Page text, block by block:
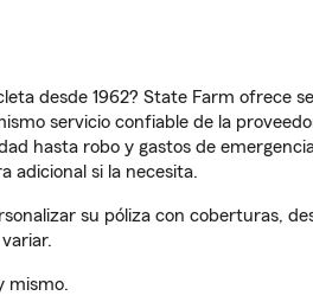
desde 1962? State Farm ofrece
servicio confiable de la
hasta robo y gastos de
adicional si la necesita.
su póliza con coberturas,
mismo.